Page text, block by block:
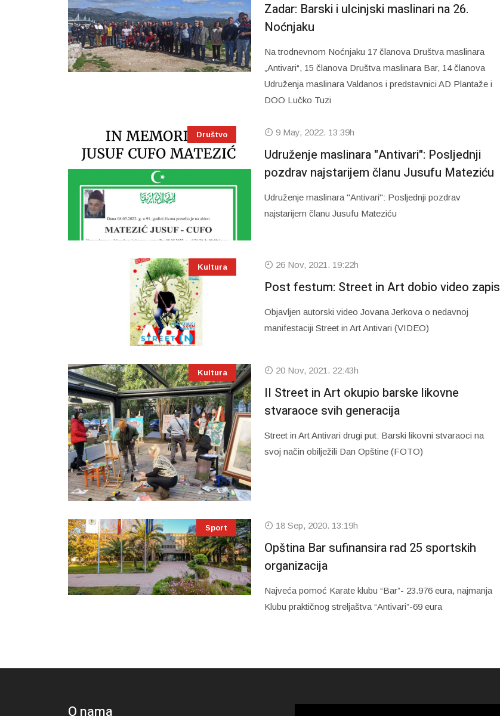
Zadar: Barski i ulcinjski maslinari na 26.
Noćnjaku
Na trodnevnom Noćnjaku 17 članova Društva maslinara
„Antivari“, 15 članova Društva maslinara Bar, 14 članova
Udruženja maslinara Valdanos i predstavnici AD Plantaže i
DOO Lučko Tuzi
Društvo 9 May, 2022. 13:39h
Udruženje maslinara "Antivari": Posljednji
pozdrav najstarijem članu Jusufu Mateziću
Udruženje maslinara "Antivari": Posljednji pozdrav
najstarijem članu Jusufu Mateziću
Kultura 26 Nov, 2021. 19:22h
Post festum: Street in Art dobio video zapis
Objavljen autorski video Jovana Jerkova o nedavnoj
manifestaciji Street in Art Antivari (VIDEO)
Kultura 20 Nov, 2021. 22:43h
II Street in Art okupio barske likovne
stvaraoce svih generacija
Street in Art Antivari drugi put: Barski likovni stvaraoci na
svoj način obilježili Dan Opštine (FOTO)
Sport 18 Sep, 2020. 13:19h
Opština Bar sufinansira rad 25 sportskih
organizacija
Najveća pomoć Karate klubu “Bar”- 23.976 eura, najmanja
Klubu praktičnog streljaštva “Antivari”-69 eura
O nama